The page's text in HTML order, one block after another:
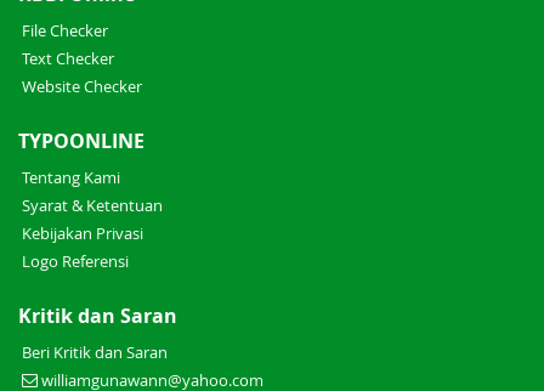
File Checker
Text Checker
Website Checker
TYPOONLINE
Tentang Kami
Syarat & Ketentuan
Kebijakan Privasi
Logo Referensi
Kritik dan Saran
Beri Kritik dan Saran
williamgunawann@yahoo.com